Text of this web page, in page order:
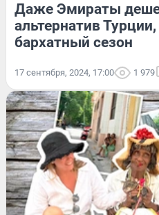
Даже Эмираты
альтернатив
бархатный сезон
17 сентября, 2024, 17:00 1 979